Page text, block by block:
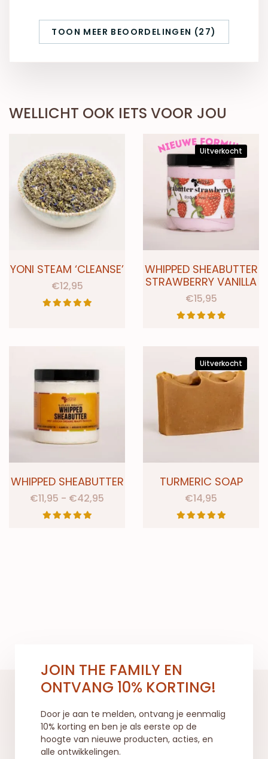
TOON MEER BEOORDELINGEN (27)
WELLICHT OOK IETS VOOR JOU
YONI STEAM ‘CLEANSE’
€12,95
Uitverkocht
WHIPPED SHEABUTTER
STRAWBERRY VANILLA
€15,95
WHIPPED SHEABUTTER
€11,95 - €42,95
Uitverkocht
TURMERIC SOAP
€14,95
JOIN THE FAMILY EN
ONTVANG 10% KORTING!
Door je aan te melden, ontvang je eenmalig
10% korting en ben je als eerste op de
hoogte van nieuwe producten, acties, en
alle ontwikkelingen.